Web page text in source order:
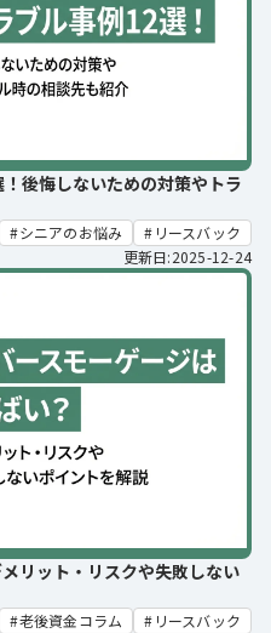
後悔しないための対策やトラ
シニアのお悩み
リースバック
更新日:2025-12-24
リット・リスクや失敗しない
老後資金コラム
リースバック